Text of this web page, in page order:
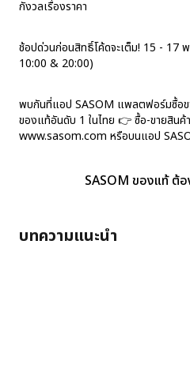
กังวลเรื่องราคา
ช้อปด่วนก่อนสิทธิ์โค้ดจะเต็ม! 15 - 17
10:00 & 20:00)
พบกันที่แอป SASOM แพลตฟอร์มซื้อ
ของแท้อันดับ 1 ในไทย 👉 ซื้อ-ขายสินค้
www.sasom.com หรือบนแอป
SASOM ของแท้ ต้อ
บทความแนะนำ